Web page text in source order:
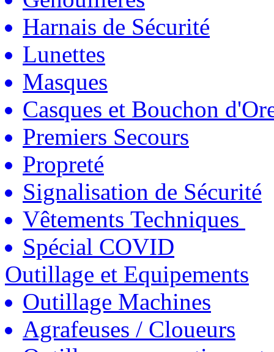
Harnais de Sécurité
Lunettes
Masques
Casques et Bouchon
Premiers Secours
Propreté
Signalisation de Sécurité
Vêtements Techniques
Spécial COVID
Outillage et Equipements
Outillage Machines
Agrafeuses / Cloueurs